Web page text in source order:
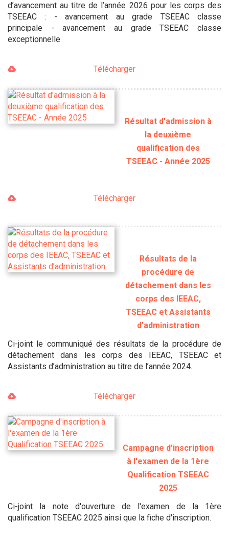
d’avancement au titre de l’année 2026 pour les corps des
TSEEAC : - avancement au grade TSEEAC classe
principale - avancement au grade TSEEAC classe
exceptionnelle
Télécharger
Résultat d'admission à
la deuxième
qualification des
TSEEAC - Année 2025
Télécharger
Résultats de la
procédure de
détachement dans les
corps des IEEAC,
TSEEAC et Assistants
d’administration
Ci-joint le communiqué des résultats de la procédure de
détachement dans les corps des IEEAC, TSEEAC et
Assistants d’administration au titre de l’année 2024.
Télécharger
Campagne d'inscription
à l'examen de la 1ère
Qualification TSEEAC
2025
Ci-joint la note d'ouverture de l'examen de la 1ère
qualification TSEEAC 2025 ainsi que la fiche d'inscription.